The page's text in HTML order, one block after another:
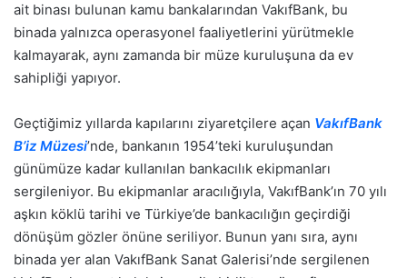
ait binası bulunan kamu bankalarından VakıfBank, bu
binada yalnızca operasyonel faaliyetlerini yürütmekle
kalmayarak, aynı zamanda bir müze kuruluşuna da ev
sahipliği yapıyor.
Geçtiğimiz yıllarda kapılarını ziyaretçilere açan VakıfBank
B’iz Müzesi’nde, bankanın 1954’teki kuruluşundan
günümüze kadar kullanılan bankacılık ekipmanları
sergileniyor. Bu ekipmanlar aracılığıyla, VakıfBank’ın 70 yılı
aşkın köklü tarihi ve Türkiye’de bankacılığın geçirdiği
dönüşüm gözler önüne seriliyor. Bunun yanı sıra, aynı
binada yer alan VakıfBank Sanat Galerisi’nde sergilenen